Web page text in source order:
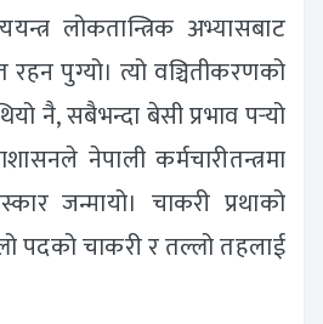
लोकतान्त्रिक अभ्यासबाट
पुग्यो। त्यो वञ्चितीकरणको
नै, सबैभन्दा बेसी प्रभाव पर्‍यो
नेपाली कर्मचारीतन्त्रमा
जन्मायो। चाकरी प्रथाको
पदको चाकरी र तल्लो तहलाई